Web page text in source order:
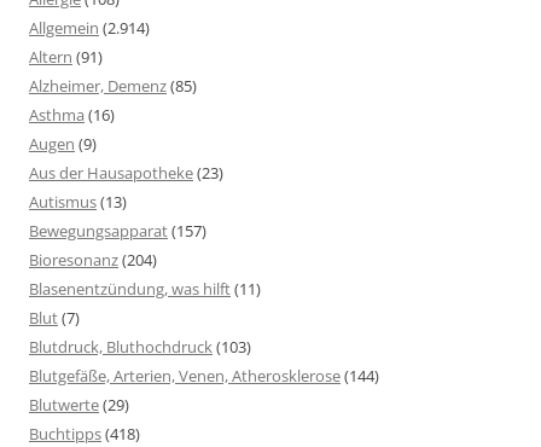
Allgemein (2.914)
Altern (91)
Alzheimer, Demenz(85)
Asthma (16)
Augen (9)
Aus der Hausapotheke(23)
Autismus(13)
Bewegungsapparat(157)
Bioresonanz(204)
Blasenentzündung, was hilft(11)
Blut(7)
Blutdruck, Bluthochdruck(103)
Blutgefäße, Arterien, Venen, Atherosklerose(144)
Blutwerte(29)
Buchtipps(418)